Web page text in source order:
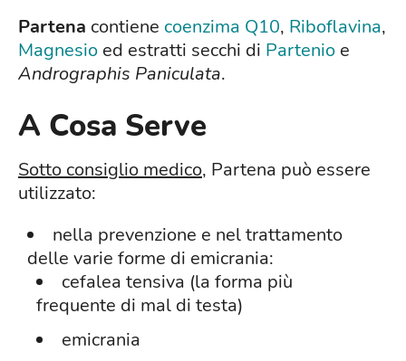
Partena contiene coenzima Q10, Riboflavina,
Magnesio ed estratti secchi di Partenio e
Andrographis Paniculata.
A Cosa Serve
Sotto consiglio medico, Partena può essere
utilizzato:
nella prevenzione e nel trattamento
delle varie forme di emicrania:
cefalea tensiva (la forma più
frequente di mal di testa)
emicrania